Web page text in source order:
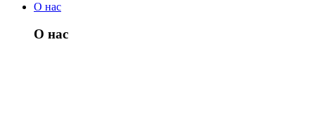
О нас
О нас